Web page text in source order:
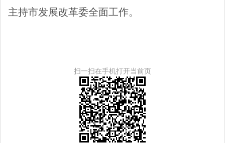
主持市发展改革委全面工作。
扫一扫在手机打开当前页